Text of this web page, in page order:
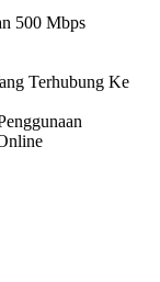
500 Mbps
Terhubung Ke